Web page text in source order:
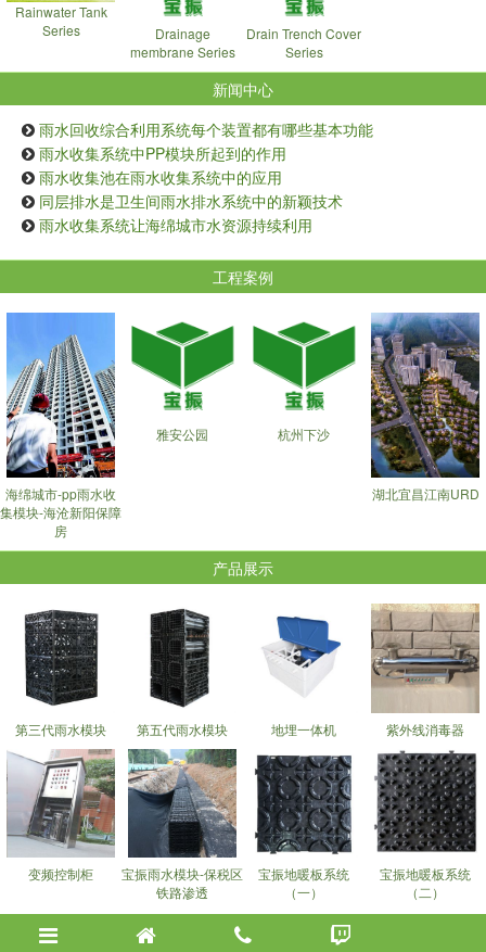
Rainwater Tank
Series
Drainage
membrane Series
Drain Trench Cover
Series
新闻中心
雨水回收综合利用系统每个装置都有哪些基本功能
雨水收集系统中PP模块所起到的作用
雨水收集池在雨水收集系统中的应用
同层排水是卫生间雨水排水系统中的新颖技术
雨水收集系统让海绵城市水资源持续利用
工程案例
海绵城市-pp雨水收
集模块-海沧新阳保障
房
雅安公园 杭州下沙
湖北宜昌江南URD
产品展示
第三代雨水模块 第五代雨水模块 地埋一体机 紫外线消毒器
变频控制柜
宝振雨水模块-保税区
铁路渗透
宝振地暖板系统
（一）
宝振地暖板系统
（二）